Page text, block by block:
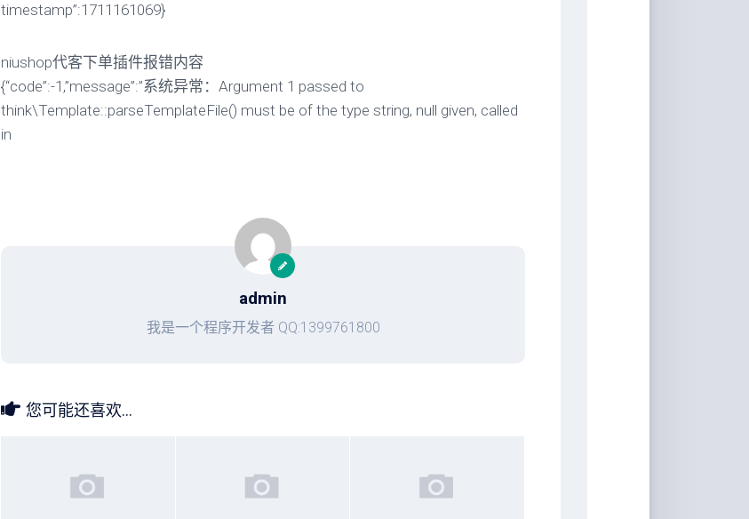
timestamp”:1711161069}
niushop代客下单插件报错内容
{“code”:-1,”message”:”系统异常：Argument 1 passed to
think\Template::parseTemplateFile() must be of the type string, null given, called
in
admin
我是一个程序开发者 QQ:1399761800
您可能还喜欢...